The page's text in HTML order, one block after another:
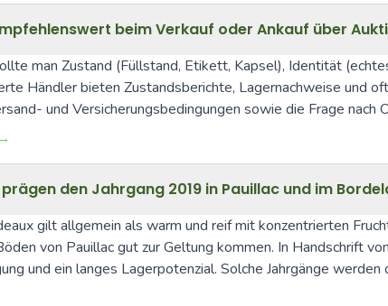
beim Verkauf oder Ankauf über
man Zustand (Füllstand, Etikett, Kapsel), Identität
Händler bieten Zustandsberichte, Lagernachweise und
und Versicherungsbedingungen sowie die Frage
den Jahrgang 2019 in Pauillac und im
gilt allgemein als warm und reif mit konzentrierten
von Pauillac gut zur Geltung kommen. In Handschrift
und ein langes Lagerpotenzial. Solche Jahrgänge